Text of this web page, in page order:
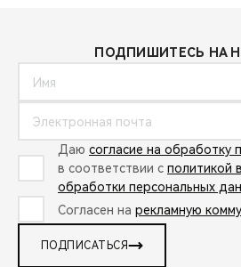
ПОДПИШИТЕСЬ НА
Даю согласие на обработку
в соответствии с политикой
обработки персональных
Согласен на рекламную
ПОДПИСАТЬСЯ